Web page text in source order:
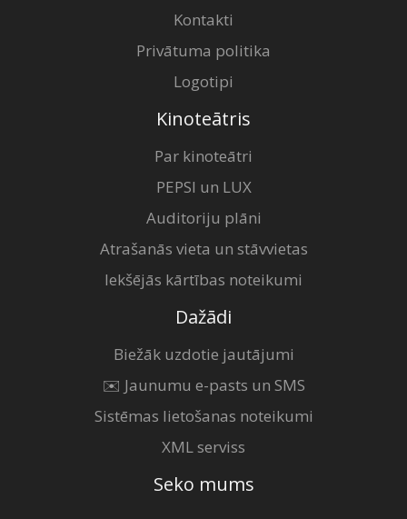
Kontakti
Privātuma politika
Logotipi
Kinoteātris
Par kinoteātri
PEPSI un LUX
Auditoriju plāni
Atrašanās vieta un stāvvietas
Iekšējās kārtības noteikumi
Dažādi
Biežāk uzdotie jautājumi
✉️ Jaunumu e-pasts un SMS
Sistēmas lietošanas noteikumi
XML serviss
Seko mums